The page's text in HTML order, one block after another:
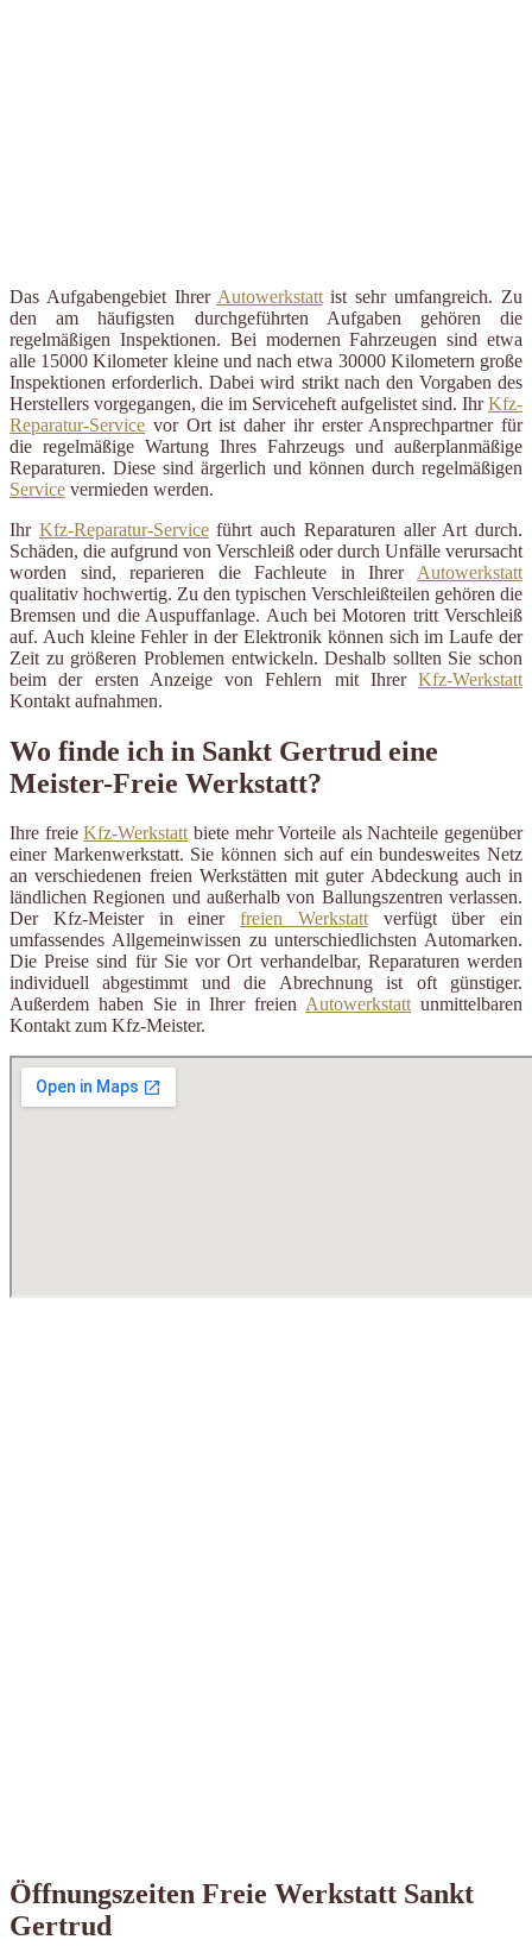
Das Aufgabengebiet Ihrer Autowerkstattist sehr umfangreich. Zu
den am häufigsten durchgeführten Aufgaben gehören die
regelmäßigen Inspektionen. Bei modernen Fahrzeugen sind etwa
alle 15000 Kilometer kleine und nach etwa 30000 Kilometern große
Inspektionen erforderlich. Dabei wird strikt nach den Vorgaben des
Herstellers vorgegangen, die im Serviceheft aufgelistet sind. IhrKfz-
Reparatur-Service vor Ort ist daher ihr erster Ansprechpartner für
die regelmäßige Wartung Ihres Fahrzeugs und außerplanmäßige
Reparaturen. Diese sind ärgerlich und können durch regelmäßigen
Service vermieden werden.
Ihr Kfz-Reparatur-Serviceführt auch Reparaturen aller Art durch.
Schäden, die aufgrund von Verschleiß oder durch Unfälle verursacht
worden sind, reparieren die Fachleute in Ihrer Autowerkstatt
qualitativ hochwertig. Zu den typischen Verschleißteilen gehören die
Bremsen und die Auspuffanlage. Auch bei Motoren tritt Verschleiß
auf. Auch kleine Fehler in der Elektronik können sich im Laufe der
Zeit zu größeren Problemen entwickeln. Deshalb sollten Sie schon
beim der ersten Anzeige von Fehlern mit Ihrer Kfz-Werkstatt
Kontakt aufnahmen.
Wo finde ich in Sankt Gertrud eine
Meister-Freie Werkstatt?
Ihre freieKfz-Werkstattbiete mehr Vorteile als Nachteile gegenüber
einer Markenwerkstatt. Sie können sich auf ein bundesweites Netz
an verschiedenen freien Werkstätten mit guter Abdeckung auch in
ländlichen Regionen und außerhalb von Ballungszentren verlassen.
Der Kfz-Meister in einer freien Werkstattverfügt über ein
umfassendes Allgemeinwissen zu unterschiedlichsten Automarken.
Die Preise sind für Sie vor Ort verhandelbar, Reparaturen werden
individuell abgestimmt und die Abrechnung ist oft günstiger.
Außerdem haben Sie in Ihrer freienAutowerkstattunmittelbaren
Kontakt zum Kfz-Meister.
Öffnungszeiten Freie Werkstatt Sankt
Gertrud